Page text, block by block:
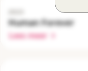
Human Forever
Lees meer